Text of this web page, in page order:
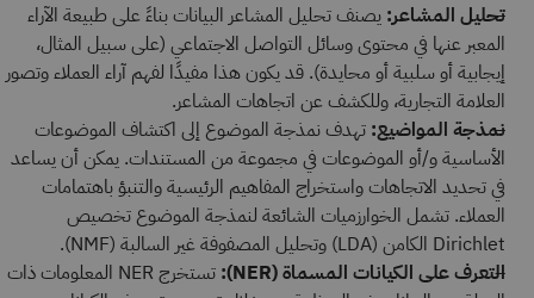
تحليل المشاعر: يصنف تحليل المشاعر البيانات بناءً على طبيعة الآراء
المعبر عنها في محتوى وسائل التواصل الاجتماعي (على سبيل المثال،
إيجابية أو سلبية أو محايدة). قد يكون هذا مفيدًا لفهم آراء العملاء وتصور
العلامة التجارية، وللكشف عن اتجاهات المشاعر.
نمذجة المواضيع: تهدف نمذجة الموضوع إلى اكتشاف الموضوعات
الأساسية و/أو الموضوعات في مجموعة من المستندات. يمكن أن يساعد
في تحديد الاتجاهات واستخراج المفاهيم الرئيسية والتنبؤ باهتمامات
العملاء. تشمل الخوارزميات الشائعة لنمذجة الموضوع تخصيص
Dirichlet الكامن (LDA) وتحليل المصفوفة غير السالبة (NMF).
التعرف على الكيانات المسماة (NER):
تستخرج NER المعلومات ذات